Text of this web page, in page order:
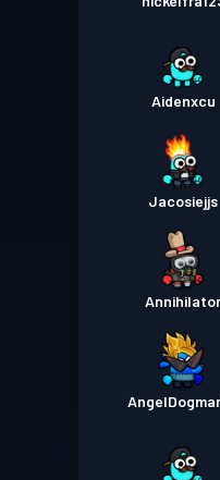
Passe de
Passe de
Passe de
Aidenxcu
Jacosiejjs
Annihilator